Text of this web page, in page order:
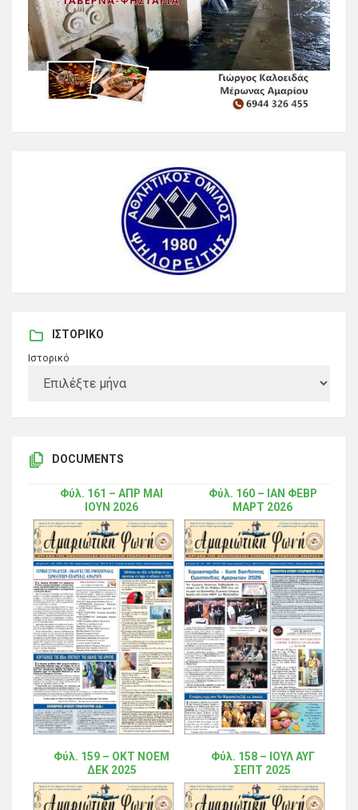
ΙΣΤΟΡΙΚΌ
Ιστορικό
DOCUMENTS
Φύλ. 161 – ΑΠΡ ΜΑΙ
ΙΟΥΝ 2026
Φύλ. 160 – ΙΑΝ ΦΕΒΡ
ΜΑΡΤ 2026
Φύλ. 159 – ΟΚΤ ΝΟΕΜ
ΔΕΚ 2025
Φύλ. 158 – ΙΟΥΛ ΑΥΓ
ΣΕΠΤ 2025